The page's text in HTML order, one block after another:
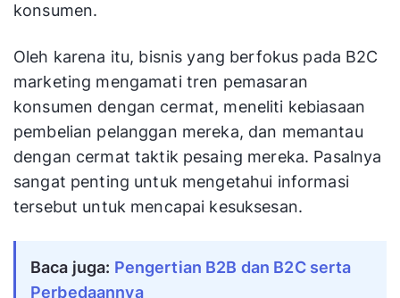
konsumen.
Oleh karena itu, bisnis yang berfokus pada B2C
marketing mengamati tren pemasaran
konsumen dengan cermat, meneliti kebiasaan
pembelian pelanggan mereka, dan memantau
dengan cermat taktik pesaing mereka. Pasalnya
sangat penting untuk mengetahui informasi
tersebut untuk mencapai kesuksesan.
Baca juga: Pengertian B2B dan B2C serta
Perbedaannya